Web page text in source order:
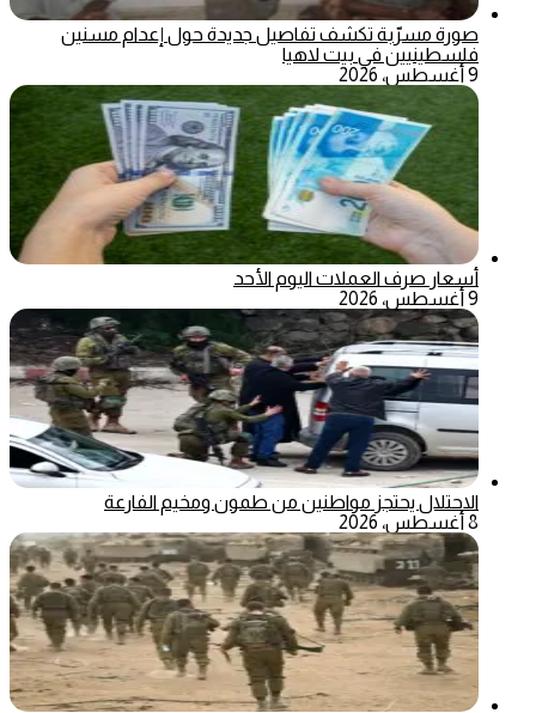
صورة مسرّبة تكشف تفاصيل جديدة حول إعدام مسنين
فلسطينيين في بيت لاهيا
9 أغسطس، 2026
أسعار صرف العملات اليوم الأحد
9 أغسطس، 2026
الاحتلال يحتجز مواطنين من طمون ومخيم الفارعة
8 أغسطس، 2026